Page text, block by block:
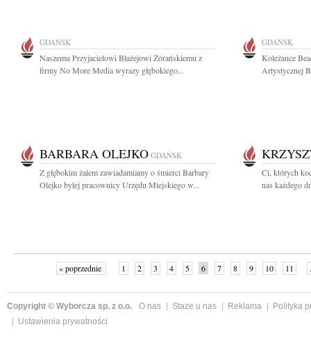
GDAŃSK
Naszemu Przyjacielowi Błażejowi Żórańskiemu z
firmy No More Media wyrazy głębokiego...
GDAŃSK
Koleżance
Artystycznej
BARBARA OLEJKO GDAŃSK
Z głębokim żalem zawiadamiamy o śmierci Barbary
Olejko byłej pracownicy Urzędu Miejskiego w...
Ci, których
nas każdego
« poprzednie 1 2 3 4 5 6 7 8 9 10 11
Copyright © Wyborcza sp. z o.o. O nas Staże u nas Reklama
Polityka
Ustawienia prywatności